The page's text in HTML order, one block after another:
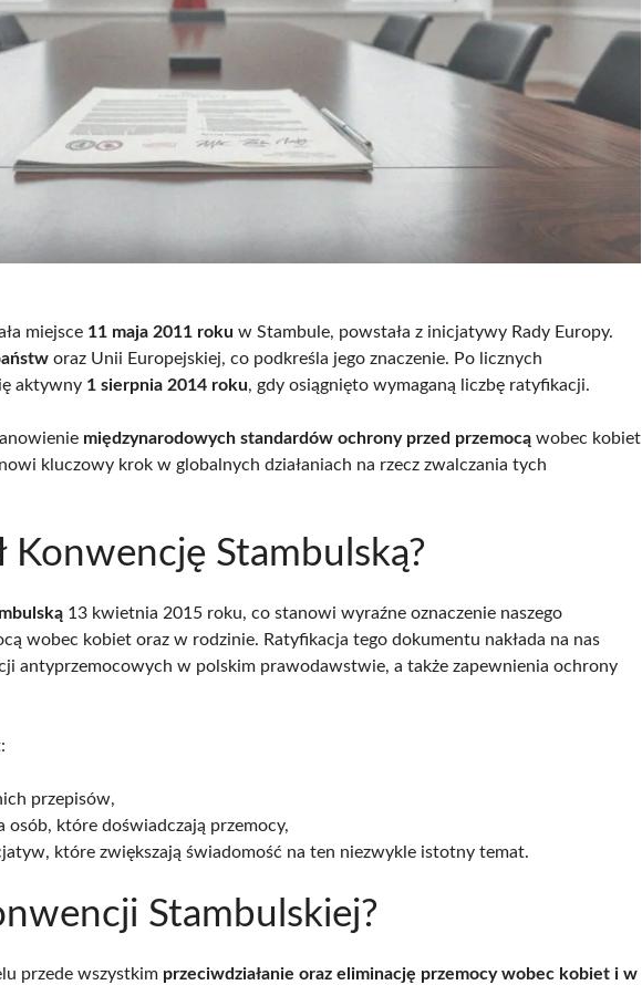
miejsce 11 maja 2011 roku w Stambule, powstała z inicjatywy Rady Europy.
oraz Unii Europejskiej, co podkreśla jego znaczenie. Po licznych
aktywny 1 sierpnia 2014 roku, gdy osiągnięto wymaganą liczbę ratyfikacji.
międzynarodowych standardów ochrony przed przemocą wobec kobiet
kluczowy krok w globalnych działaniach na rzecz zwalczania tych
Konwencję Stambulską?
13 kwietnia 2015 roku, co stanowi wyraźne oznaczenie naszego
wobec kobiet oraz w rodzinie. Ratyfikacja tego dokumentu nakłada na nas
antyprzemocowych w polskim prawodawstwie, a także zapewnienia ochrony
przepisów,
osób, które doświadczają przemocy,
które zwiększają świadomość na ten niezwykle istotny temat.
Stambulskiej?
przede wszystkim przeciwdziałanie oraz eliminację przemocy wobec kobiet i w